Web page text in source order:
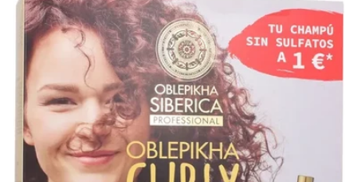
le média 0 en mode modal